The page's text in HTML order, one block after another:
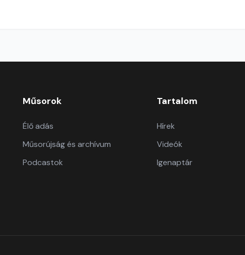
Műsorok
Élő adás
Műsorújság és archívum
Podcastok
Tartalom
Hírek
Videók
Igenaptár